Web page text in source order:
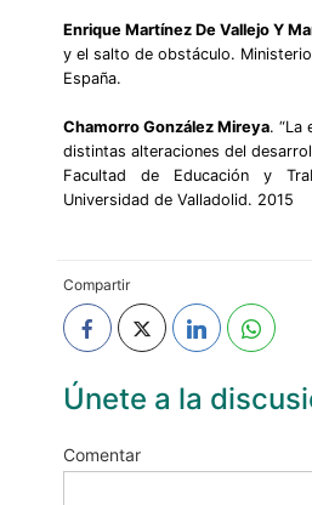
Enrique Martínez De Vallejo Y
y el salto de obstáculo.
España.
Chamorro González Mireya. “La
distintas alteraciones del
Facultad de Educación y
Universidad de Valladolid. 2015
Compartir
Únete a la
Comentar